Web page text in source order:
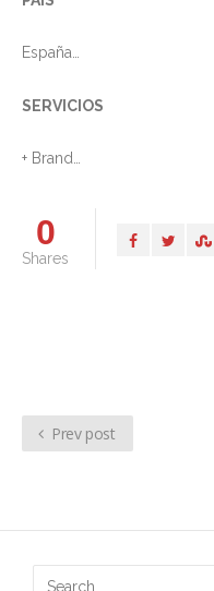
España
SERVICIOS
+ Brand
+ Otros
0
Shares
Prev post